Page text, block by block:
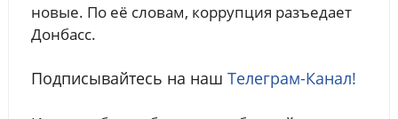
новые. По её словам, коррупция разъедает
Донбасс.
Подписывайтесь на наш Телеграм-Канал!